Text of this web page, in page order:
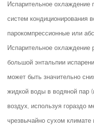
Испарительное охлаждение
систем кондиционирования
парокомпрессионные или
Испарительное охлаждение
большой энтальпии
может быть значительно
жидкой воды в водяной пар
воздух, используя гораздо
чрезвычайно сухом климате